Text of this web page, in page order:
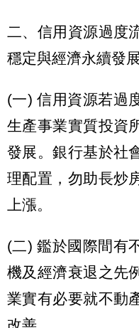
二、信用資源過度
穩定與經濟永續發
(一) 信用資源若過
生產事業實質投資
發展。銀行基於社
理配置，勿助長炒
上漲。
(二) 鑑於國際間有
機及經濟衰退之先
業實有必要就不動
改善。